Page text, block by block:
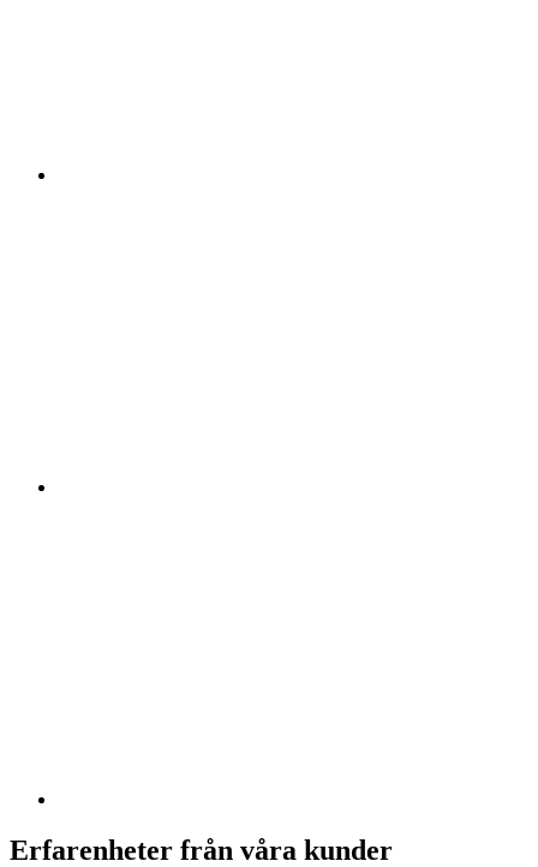
Erfarenheter från våra kunder